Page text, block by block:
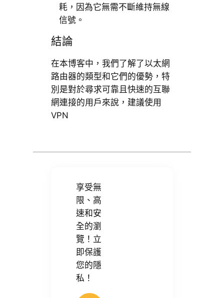
耗，因為它無需不斷維持無線
信號。
結論
在本博客中，我們了解了以太網
路由器的類型和它們的優勢，特
別是對於尋求可靠且快速的互聯
網連接的用戶來說，建議使用
VPN
享受無
限、高
速和安
全的瀏
覽！立
即保護
您的隱
私！